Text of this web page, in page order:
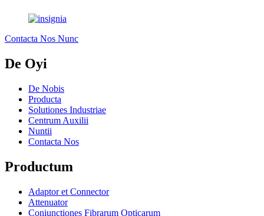
Contacta Nos Nunc
De Oyi
De Nobis
Producta
Solutiones Industriae
Centrum Auxilii
Nuntii
Contacta Nos
Productum
Adaptor et Connector
Attenuator
Coniunctiones Fibrarum Opticarum